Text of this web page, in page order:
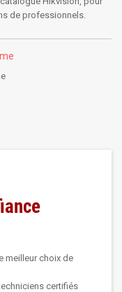
de professionnels.
meilleur choix de
certifiés